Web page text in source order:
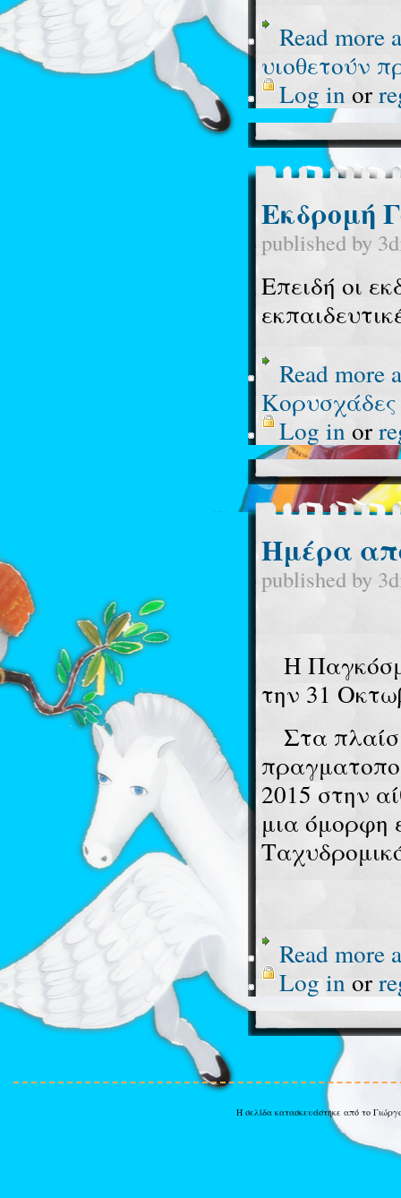
Read more
υιοθετούν
Log inor
Εκδρομή
published by
Επειδή οι
Read more
Κορυσχάδες
Log inor
Ημέρα
published by
Η
την 31
Στα
2015 στην
μια όμορφη
Read more
Log in or
Η σελίδα κατασκευάστηκε από το